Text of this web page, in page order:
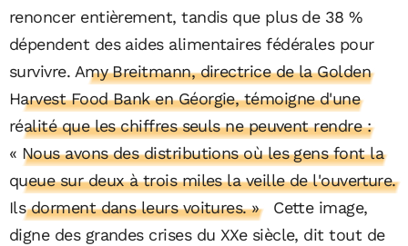
renoncer entièrement, tandis que plus de 38 %
dépendent des aides alimentaires fédérales pour
survivre. Amy Breitmann, directrice de la Golden
Harvest Food Bank en Géorgie, témoigne d'une
réalité que les chiffres seuls ne peuvent rendre :
« Nous avons des distributions où les gens font la
queue sur deux à trois miles la veille de l'ouverture.
Ils dorment dans leurs voitures. »
Cette image,
digne des grandes crises du XXe siècle, dit tout de